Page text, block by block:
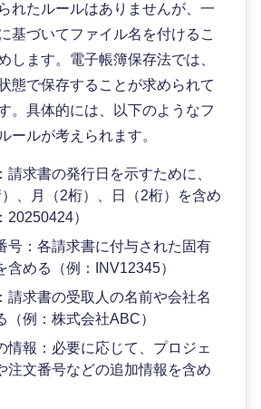
れたルールはありませんが、一
基づいてファイル名を付けるこ
します。電子帳簿保存法では、
態で保存することが求められて
。具体的には、以下のようなフ
ールが考えられます。
請求書の発行日を示すために、
、月（2桁）、日（2桁）を含め
20250424）
号：各請求書に付与された固有
含める（例：INV12345）
請求書の受取人の名前や会社名
（例：株式会社ABC）
情報：必要に応じて、プロジェ
注文番号などの追加情報を含め